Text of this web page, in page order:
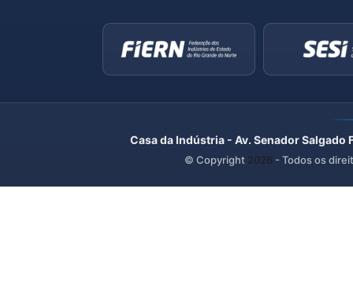
Casa da Indústria - Av. Senador
© Copyright 2026 - Todos os